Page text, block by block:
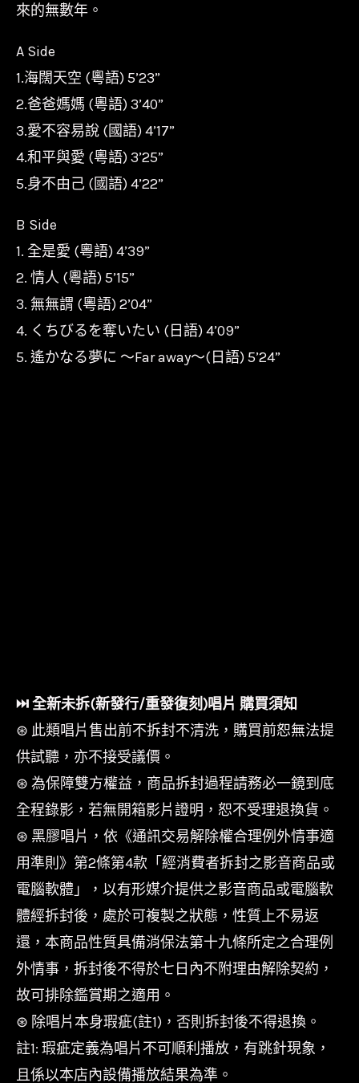
石
量
來的無數年。
A Side
1.海闊天空 (粵語) 5’23”
2.爸爸媽媽 (粵語) 3’40”
3.愛不容易說 (國語) 4’17”
4.和平與愛 (粵語) 3’25”
5.身不由己 (國語) 4’22”
B Side
1. 全是愛 (粵語) 4’39”
2. 情人 (粵語) 5’15”
3. 無無謂 (粵語) 2’04”
4. くちびるを奪いたい (日語) 4’09”
5. 遙かなる夢に ～Far away～(日語) 5’24”
⏭︎ 全新未拆(新發行/重發復刻)唱片 購買須知
⊛ 此類唱片售出前不拆封不清洗，購買前恕無法提
供試聽，亦不接受議價。
⊛ 為保障雙方權益，商品拆封過程請務必一鏡到底
全程錄影，若無開箱影片證明，恕不受理退換貨。
⊛ 黑膠唱片，依《通訊交易解除權合理例外情事適
用準則》第2條第4款「經消費者拆封之影音商品或
電腦軟體」，以有形媒介提供之影音商品或電腦軟
體經拆封後，處於可複製之狀態，性質上不易返
還，本商品性質具備消保法第十九條所定之合理例
外情事，拆封後不得於七日內不附理由解除契約，
故可排除鑑賞期之適用。
⊛ 除唱片本身瑕疵(註1)，否則拆封後不得退換。
註1: 瑕疵定義為唱片不可順利播放，有跳針現象，
且係以本店內設備播放結果為準。